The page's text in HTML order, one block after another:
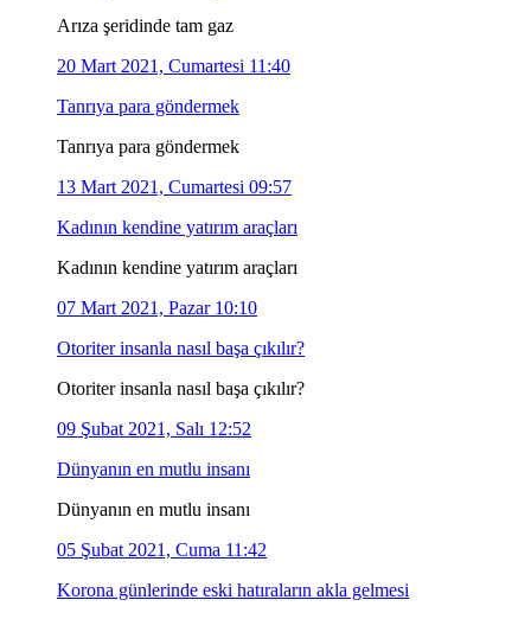
Arıza şeridinde tam gaz
20 Mart 2021, Cumartesi 11:40
Tanrıya para göndermek
Tanrıya para göndermek
13 Mart 2021, Cumartesi 09:57
Kadının kendine yatırım araçları
Kadının kendine yatırım araçları
07 Mart 2021, Pazar 10:10
Otoriter insanla nasıl başa çıkılır?
Otoriter insanla nasıl başa çıkılır?
09 Şubat 2021, Salı 12:52
Dünyanın en mutlu insanı
Dünyanın en mutlu insanı
05 Şubat 2021, Cuma 11:42
Korona günlerinde eski hatıraların akla gelmesi